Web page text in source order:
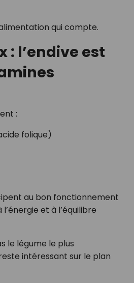
qui compte.
: l’endive est
:
folique)
au bon fonctionnement
et à l’équilibre
le légume le plus
intéressant sur le plan